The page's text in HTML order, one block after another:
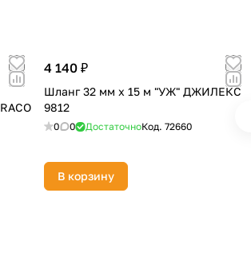
4 140 ₽
Шланг 32 мм х 15 м "УЖ" ДЖИЛЕКС
9812
0 0 ДостаточноКод. 72660
В корзину